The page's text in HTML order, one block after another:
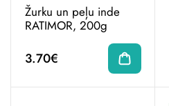
Žurku un peļu inde
RATIMOR, 200g
3.70€